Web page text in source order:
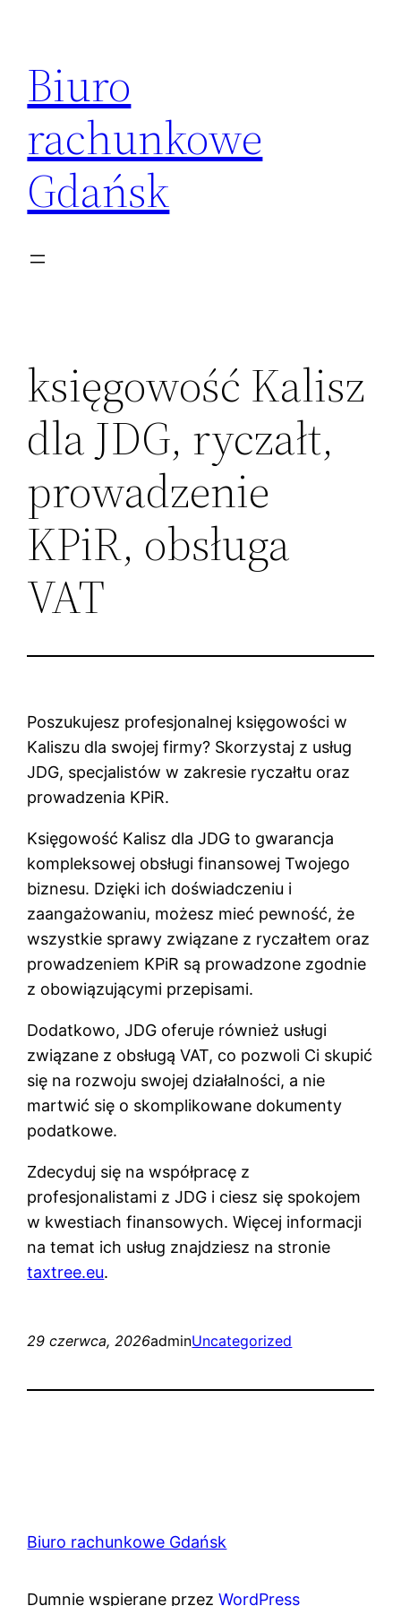
treści
Biuro
rachunkowe
Gdańsk
księgowość Kalisz
dla JDG, ryczałt,
prowadzenie
KPiR, obsługa
VAT
Poszukujesz profesjonalnej księgowości w
Kaliszu dla swojej firmy? Skorzystaj z usług
JDG, specjalistów w zakresie ryczałtu oraz
prowadzenia KPiR.
Księgowość Kalisz dla JDG to gwarancja
kompleksowej obsługi finansowej Twojego
biznesu. Dzięki ich doświadczeniu i
zaangażowaniu, możesz mieć pewność, że
wszystkie sprawy związane z ryczałtem oraz
prowadzeniem KPiR są prowadzone zgodnie
z obowiązującymi przepisami.
Dodatkowo, JDG oferuje również usługi
związane z obsługą VAT, co pozwoli Ci skupić
się na rozwoju swojej działalności, a nie
martwić się o skomplikowane dokumenty
podatkowe.
Zdecyduj się na współpracę z
profesjonalistami z JDG i ciesz się spokojem
w kwestiach finansowych. Więcej informacji
na temat ich usług znajdziesz na stronie
taxtree.eu.
29 czerwca, 2026adminUncategorized
Biuro rachunkowe Gdańsk
Dumnie wspierane przezWordPress